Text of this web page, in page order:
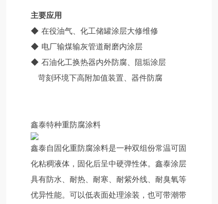
主要应用
◆在役油气、化工储罐涂层大修维修
◆ 电厂输煤输灰管道耐磨内涂层
◆石油化工换热器内外防腐、阻垢涂层
苛刻环境下高附加值装置、器件防腐
鑫泰特种重防腐涂料
鑫泰自固化重防腐涂料是一种双组份常温可固
化粘稠液体，固化后呈中硬弹性体。鑫泰涂层
具有防水、耐热、耐寒、耐紫外线、耐臭氧等
优异性能。可以低表面处理涂装，也可带潮带